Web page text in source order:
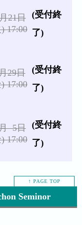
21日
17:00
(受付終
了)
29日
17:00
(受付終
了)
5日
17:00
(受付終
了)
↑ PAGE TOP
Seminor